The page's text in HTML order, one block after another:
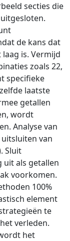
secties die
de kans dat
is. Vermijd
zoals 22,
specifieke
laatste
getallen
wordt
Analyse van
van
Sluit
uit als getallen
voorkomen.
100%
element
te
verleden.
het